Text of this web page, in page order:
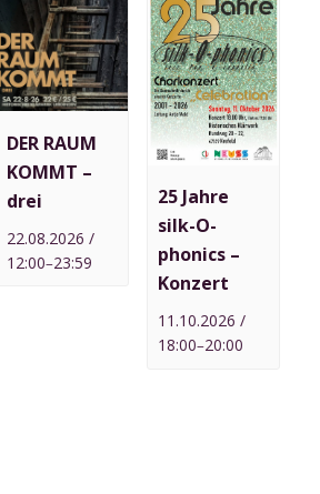
DER RAUM
KOMMT –
drei
22.08.2026 /
12:00–23:59
25 Jahre
silk-O-
phonics –
Konzert
11.10.2026 /
18:00–20:00